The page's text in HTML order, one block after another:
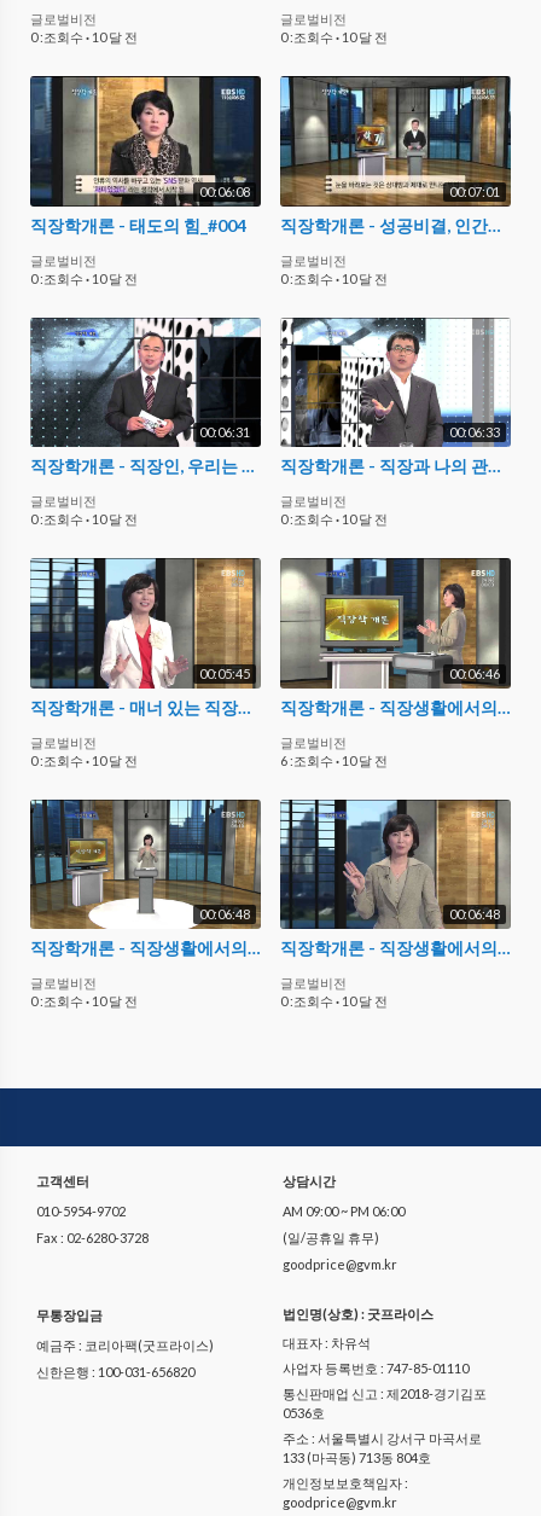
글로벌비전
0 :조회수 · 10 달 전
글로벌비전
0 :조회수 · 10 달 전
00:06:08
직장학개론 - 태도의 힘_#004
글로벌비전
0 :조회수 · 10 달 전
00:07:01
직장학개론 - 성공비결, 인간관계에 달려있다_#001
글로벌비전
0 :조회수 · 10 달 전
00:06:31
직장학개론 - 직장인, 우리는 누구인가_#001
글로벌비전
0 :조회수 · 10 달 전
00:06:33
직장학개론 - 직장과 나의 관계를 정의하라_#002
글로벌비전
0 :조회수 · 10 달 전
00:05:45
직장학개론 - 매너 있는 직장생활법_#004
글로벌비전
0 :조회수 · 10 달 전
00:06:46
직장학개론 - 직장생활에서의 대인관계 매너_#001
글로벌비전
6 :조회수 · 10 달 전
00:06:48
직장학개론 - 직장생활에서의 대인관계 매너_#002
글로벌비전
0 :조회수 · 10 달 전
00:06:48
직장학개론 - 직장생활에서의 대인관계 매너_#003
글로벌비전
0 :조회수 · 10 달 전
고객센터
010-5954-9702
Fax : 02-6280-3728
상담시간
AM 09:00 ~ PM 06:00
(일/공휴일 휴무)
goodprice@gvm.kr
무통장입금
예금주 : 코리아팩(굿프라이스)
신한은행 : 100-031-656820
법인명(상호) : 굿프라이스
대표자 : 차유석
사업자 등록번호 : 747-85-01110
통신판매업 신고 : 제2018-경기김포
0536호
주소 : 서울특별시 강서구 마곡서로
133 (마곡동) 713동 804호
개인정보보호책임자 :
goodprice@gvm.kr